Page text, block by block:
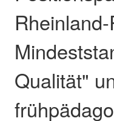
Qualität"